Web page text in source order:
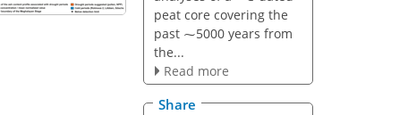
peat core covering the
past ⁓5000 years from
the...
Read more
Share